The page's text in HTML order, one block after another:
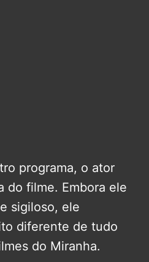
programa, o ator
do filme. Embora ele
sigiloso, ele
diferente de tudo
do Miranha.